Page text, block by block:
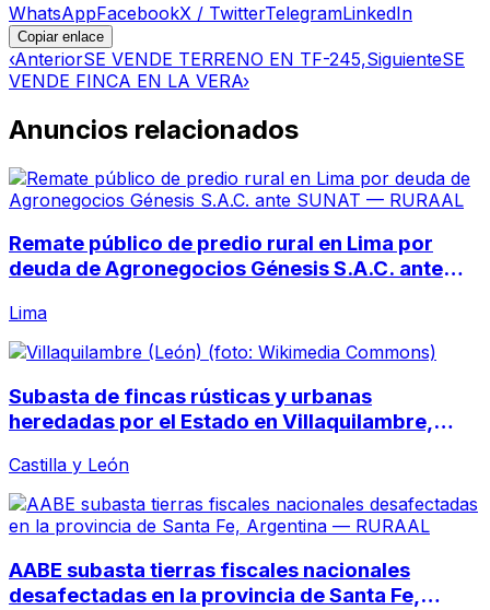
WhatsAppFacebookX / TwitterTelegramLinkedIn
Copiar enlace
‹AnteriorSE VENDE TERRENO EN TF-245,SiguienteSE
VENDE FINCA EN LA VERA›
Anuncios relacionados
Remate público de predio rural en Lima por
deuda de Agronegocios Génesis S.A.C. ante
Lima
Subasta de fincas rústicas y urbanas
heredadas por el Estado en Villaquilambre,
Castilla y León
AABE subasta tierras fiscales nacionales
desafectadas en la provincia de Santa Fe,